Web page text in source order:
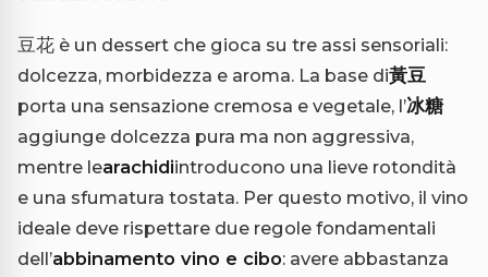
豆花 è un dessert che gioca su tre assi sensoriali:
dolcezza, morbidezza e aroma. La base di黃豆
porta una sensazione cremosa e vegetale, l’冰糖
aggiunge dolcezza pura ma non aggressiva,
mentre learachidiintroducono una lieve rotondità
e una sfumatura tostata. Per questo motivo, il vino
ideale deve rispettare due regole fondamentali
dell’abbinamento vino e cibo: avere abbastanza